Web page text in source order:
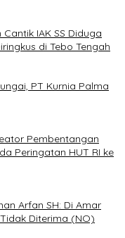
IAK SS Diduga
di Tebo Tengah
PT Kurnia Palma
Pembentangan
Peringatan HUT RI ke
Arfan SH: Di Amar
Diterima (NO)